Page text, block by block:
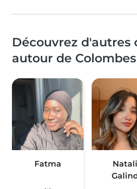
Découvrez d'autres
autour de Colombes
Fatma